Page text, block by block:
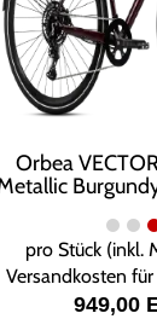
Orbea
pro Stück (inkl.
Versandkosten
949,00